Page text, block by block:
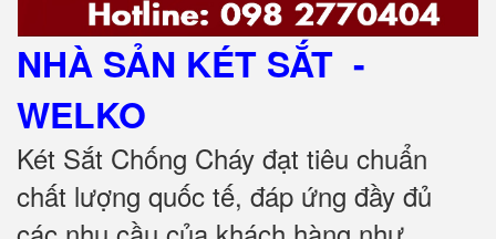
NHÀ SẢN KÉT SẮT -
WELKO
Két Sắt Chống Cháy đạt tiêu chuẩn
chất lượng quốc tế, đáp ứng đầy đủ